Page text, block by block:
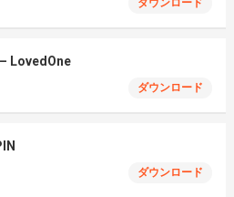
ダウンロード
LovedOne
ダウンロード
ダウンロード